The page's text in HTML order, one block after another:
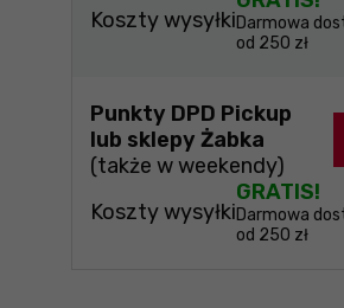
Koszty wysyłkiDarmowa
od 250 zł
Punkty DPD Pickup
lub sklepy Żabka
(także w weekendy)
Koszty wysyłki
GRATIS!
Darmowa
od 250 zł